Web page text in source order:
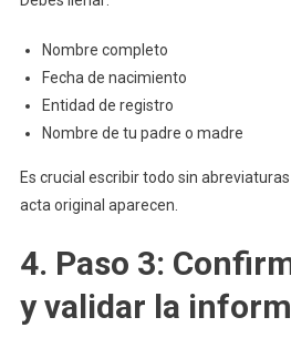
Nombre completo
Fecha de nacimiento
Entidad de registro
Nombre de tu padre o madre
Es crucial escribir todo sin
acta original aparecen.
4. Paso 3:
y validar la